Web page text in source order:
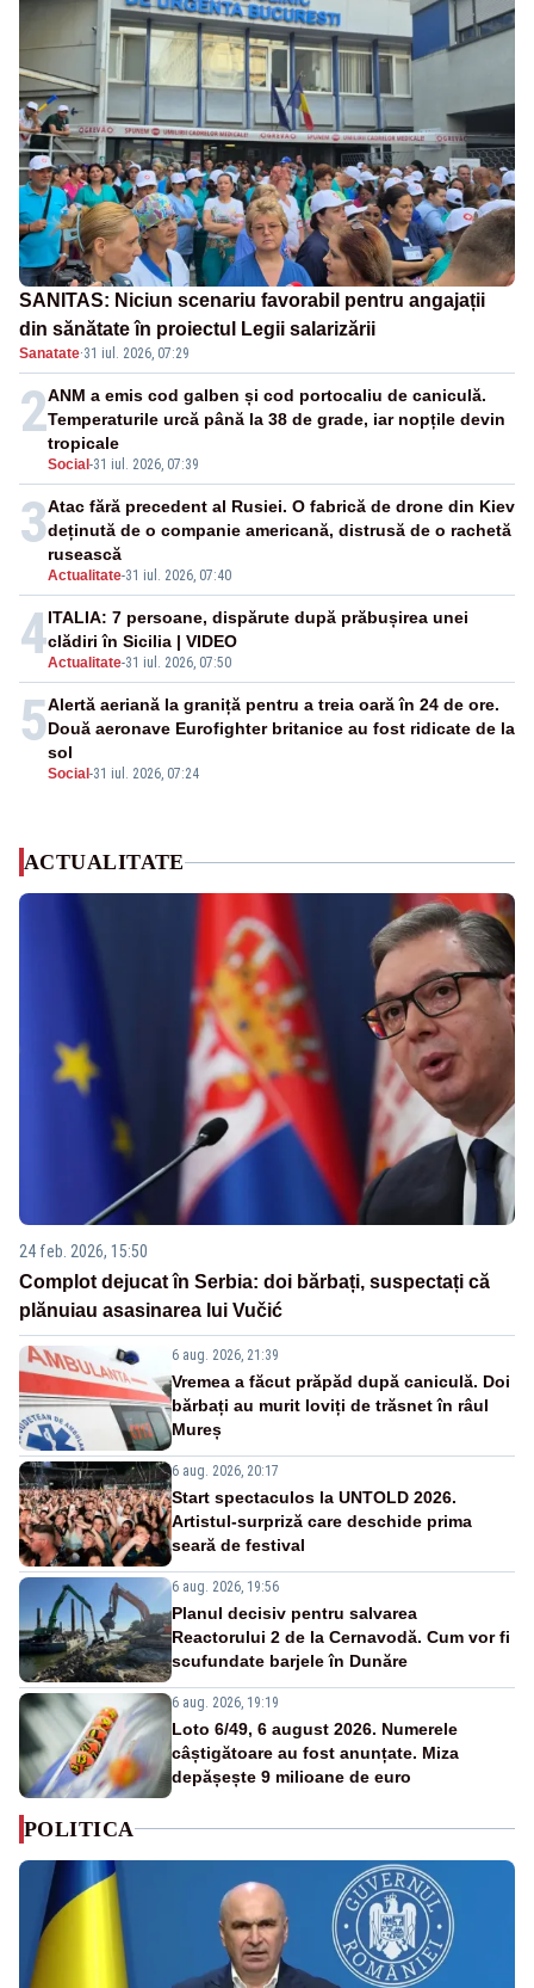
SANITAS: Niciun scenariu favorabil pentru angajații
din sănătate în proiectul Legii salarizării
Sanatate·31 iul. 2026, 07:29
2
Social -31 iul. 2026, 07:39
ANM a emis cod galben și cod portocaliu de caniculă.
Temperaturile urcă până la 38 de grade, iar nopțile devin
tropicale
3
Actualitate-31 iul. 2026, 07:40
Atac fără precedent al Rusiei. O fabrică de drone din Kiev
deținută de o companie americană, distrusă de o rachetă
rusească
4Actualitate-31 iul. 2026, 07:50
ITALIA: 7 persoane, dispărute după prăbușirea unei
clădiri în Sicilia | VIDEO
5
Social -31 iul. 2026, 07:24
Alertă aeriană la graniță pentru a treia oară în 24 de ore.
Două aeronave Eurofighter britanice au fost ridicate de la
sol
ACTUALITATE
24 feb. 2026, 15:50
Complot dejucat în Serbia: doi bărbați, suspectați că
plănuiau asasinarea lui Vučić
6 aug. 2026, 21:39
Vremea a făcut prăpăd după caniculă. Doi
bărbați au murit loviți de trăsnet în râul
Mureș
6 aug. 2026, 20:17
Start spectaculos la UNTOLD 2026.
Artistul-surpriză care deschide prima
seară de festival
6 aug. 2026, 19:56
Planul decisiv pentru salvarea
Reactorului 2 de la Cernavodă. Cum vor fi
scufundate barjele în Dunăre
6 aug. 2026, 19:19
Loto 6/49, 6 august 2026. Numerele
câștigătoare au fost anunțate. Miza
depășește 9 milioane de euro
POLITICA